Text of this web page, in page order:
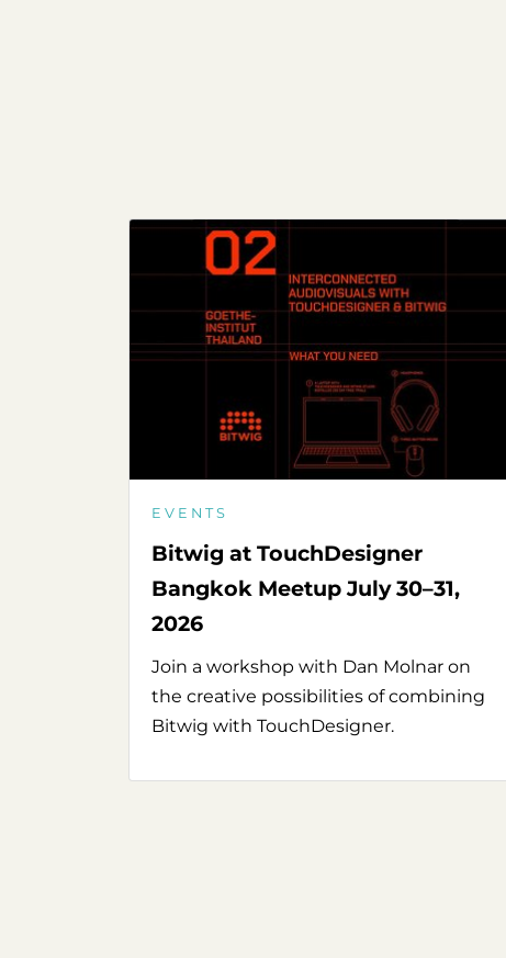
EVENTS
Bitwig at TouchDesigner
Bangkok Meetup July 30–31,
2026
Join a workshop with Dan Molnar on
the creative possibilities of combining
Bitwig with TouchDesigner.